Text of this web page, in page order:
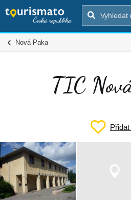
Nová Paka
TIC